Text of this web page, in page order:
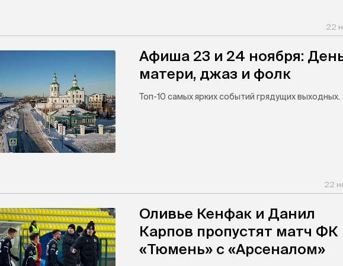
22
Афиша 23 и 24 ноября:
матери, джаз и фолк
Топ-10 самых ярких событий грядущих выходных.
22
Оливье Кенфак и Данил
Карпов пропустят матч ФК
«Тюмень» с «Арсеналом»